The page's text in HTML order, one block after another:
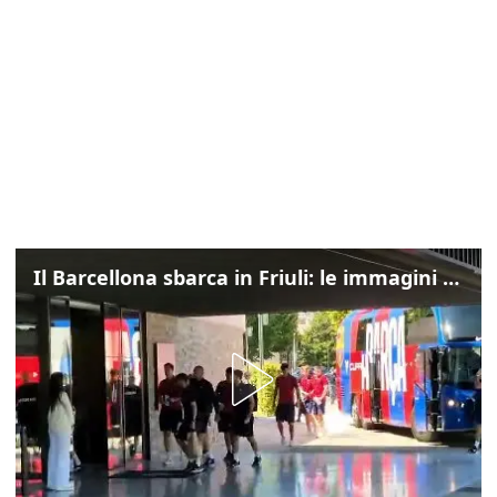
Il Barcellona sbarca in Friuli: le immagini dell'arrivo in albergo